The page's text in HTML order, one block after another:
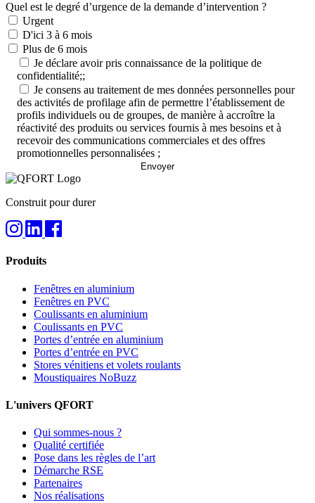
Quel est le degré d’urgence de la demande d’intervention ?
Urgent
D'ici 3 à 6 mois
Plus de 6 mois
Je déclare avoir pris connaissance de la politique de
confidentialité;;
Je consens au traitement de mes données personnelles pour
des activités de profilage afin de permettre l’établissement de
profils individuels ou de groupes, de manière à accroître la
réactivité des produits ou services fournis à mes besoins et à
recevoir des communications commerciales et des offres
promotionnelles personnalisées ;
Construit pour durer
Produits
Fenêtres en aluminium
Fenêtres en PVC
Coulissants en aluminium
Coulissants en PVC
Portes d’entrée en aluminium
Portes d’entrée en PVC
Stores vénitiens et volets roulants
Moustiquaires NoBuzz
L'univers QFORT
Qui sommes-nous ?
Qualité certifiée
Pose dans les règles de l’art
Démarche RSE
Partenaires
Nos réalisations